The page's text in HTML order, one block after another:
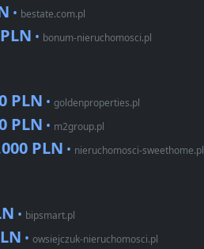
• bestate.com.pl
• bonum-nieruchomosci.pl
PLN • goldenproperties.pl
PLN • m2group.pl
PLN • nieruchomosci-sweethome.pl
• bipsmart.pl
• owsiejczuk-nieruchomosci.pl